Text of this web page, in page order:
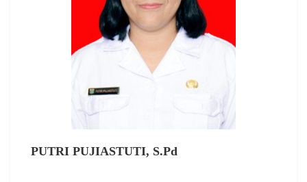
PUTRI PUJIASTUTI, S.Pd